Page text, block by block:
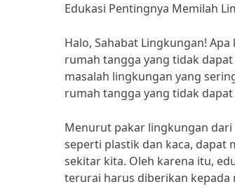
Edukasi Pentingnya Memilah
Halo, Sahabat Lingkungan!
rumah tangga yang tidak
masalah lingkungan yang
rumah tangga yang tidak
Menurut pakar lingkungan dari
seperti plastik dan kaca,
sekitar kita. Oleh karena itu,
terurai harus diberikan kepada